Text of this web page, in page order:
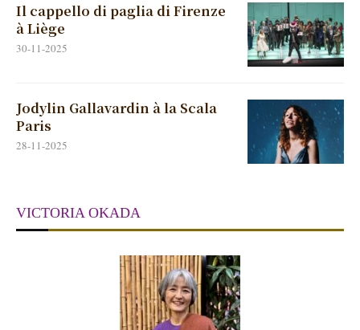
Il cappello di paglia di Firenze
à Liège
30-11-2025
Jodylin Gallavardin à la Scala
Paris
28-11-2025
VICTORIA OKADA